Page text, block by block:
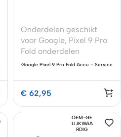
Onderdelen geschikt
voor Google, Pixel 9 Pro
Fold onderdelen
Google Pixel 9 Pro Fold Accu – Service
€ 62,95
OEM-GE
LIJKWAA
RDIG